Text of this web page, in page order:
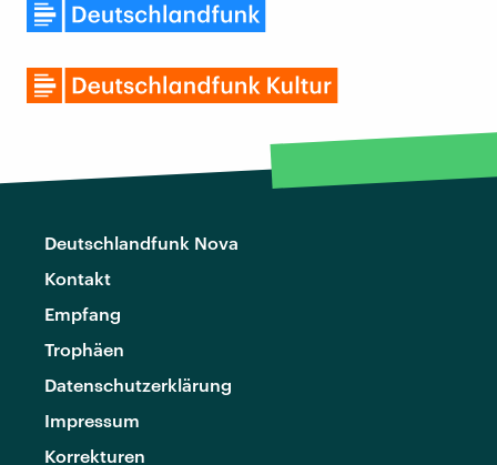
Deutschlandfunk Nova
Kontakt
Empfang
Trophäen
Datenschutzerklärung
Impressum
Korrekturen